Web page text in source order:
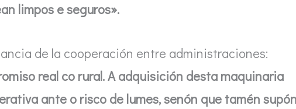
limpos e seguros».
de la cooperación entre administraciones:
real co rural. A adquisición desta maquinaria
ante o risco de lumes, senón que tamén